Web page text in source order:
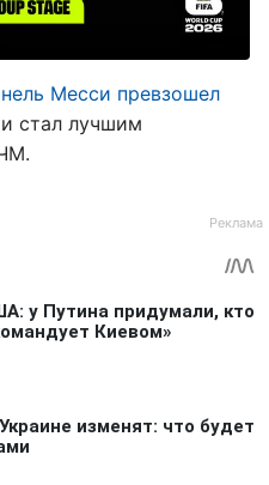
Месси превзошел
и стал лучшим